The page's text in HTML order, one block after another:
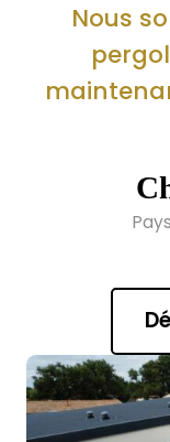
Nous